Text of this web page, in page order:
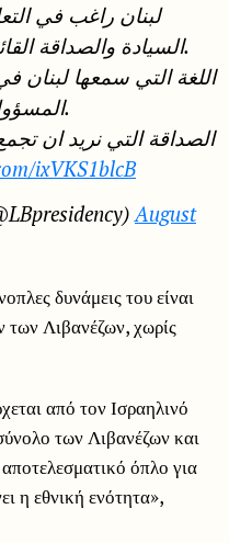
السيادة والصداقة القائمين على الاحترام المتبادل.
المسؤولين الإيرانيين، غير مساعدة.
ixVKS1blcB
August
δυνάμεις του είναι
των Λιβανέζων, χωρίς
από τον Ισραηλινό
των Λιβανέζων και
όπλο για
η εθνική ενότητα»,